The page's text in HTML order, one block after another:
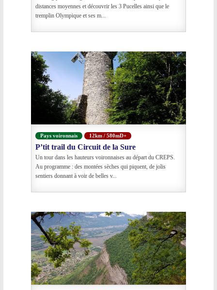
distances moyennes et découvrir les 3 Pucelles ainsi que le
tremplin Olympique et ses m...
Pays voironnais 12km / 580mD+
P’tit trail du Circuit de la Sure
Un tour dans les hauteurs voironnaises au départ du CREPS.
Au programme : des montées sèches qui piquent, de jolis
sentiers donnant à voir de belles v...